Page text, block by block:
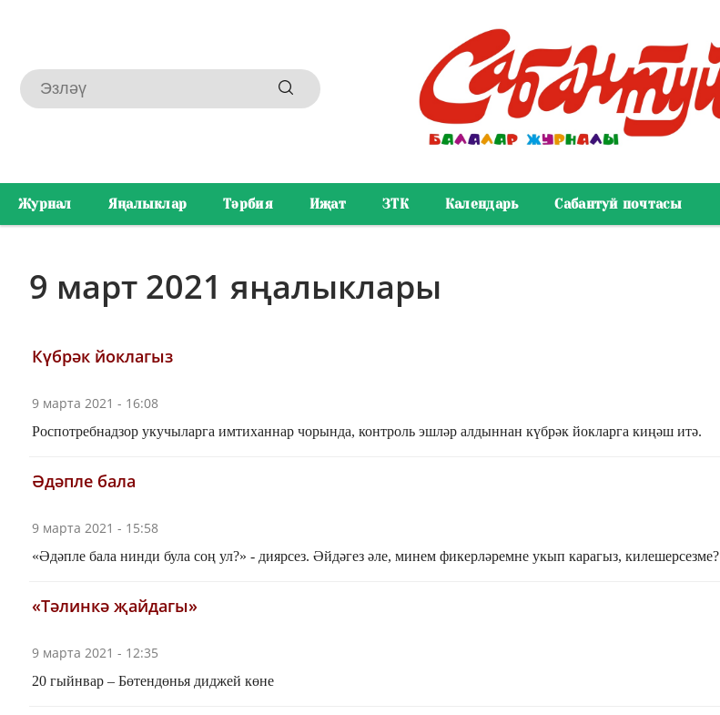
Журнал Яңалыклар Тәрбия Иҗат ЗТК Календарь Сабантуй почтасы
9 март 2021 яңалыклары
Күбрәк йоклагыз
9 марта 2021 - 16:08
Роспотребнадзор укучыларга имтиханнар чорында, контроль эшләр алдыннан күбрәк йокларга киңәш итә.
Әдәпле бала
9 марта 2021 - 15:58
«Әдәпле бала нинди була соң ул?» - диярсез. Әйдәгез әле, минем фикерләремне укып карагыз, килешерсезме?
«Тәлинкә җайдагы»
9 марта 2021 - 12:35
20 гыйнвар – Бөтендөнья диджей көне